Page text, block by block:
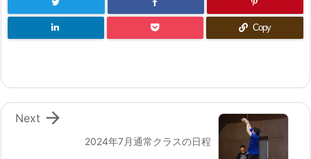
Copy
2024年7月通常クラスの日程

Next